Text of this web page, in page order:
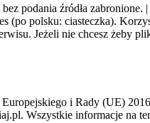
podania źródła zabronione. |
(po polsku: ciasteczka).
Jeżeli nie chcesz żeby
i Rady (UE)
Wszystkie informacje na